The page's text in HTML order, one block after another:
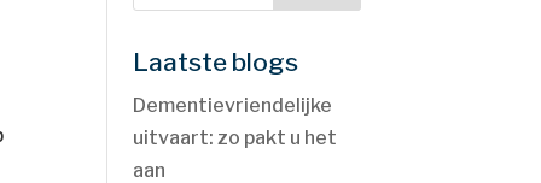
Laatste blogs
Dementievriendelijke
uitvaart: zo pakt u het
aan